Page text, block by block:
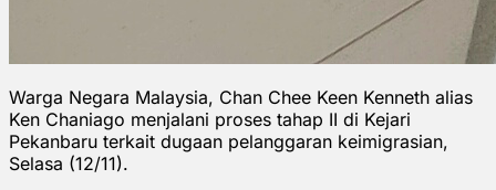
Warga Negara Malaysia, Chan Chee Keen Kenneth alias
Ken Chaniago menjalani proses tahap II di Kejari
Pekanbaru terkait dugaan pelanggaran keimigrasian,
Selasa (12/11).